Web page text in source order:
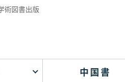
術図書出版
中国書